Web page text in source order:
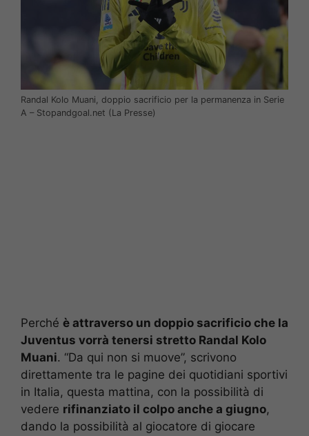
Randal Kolo Muani, doppio sacrificio per la permanenza in Serie
A – Stopandgoal.net (La Presse)
Perché è attraverso un doppio sacrificio che la
Juventus vorrà tenersi stretto Randal Kolo
Muani. “Da qui non si muove”, scrivono
direttamente tra le pagine dei quotidiani sportivi
in Italia, questa mattina, con la possibilità di
vedere rifinanziato il colpo anche a giugno,
dando la possibilità al giocatore di giocare